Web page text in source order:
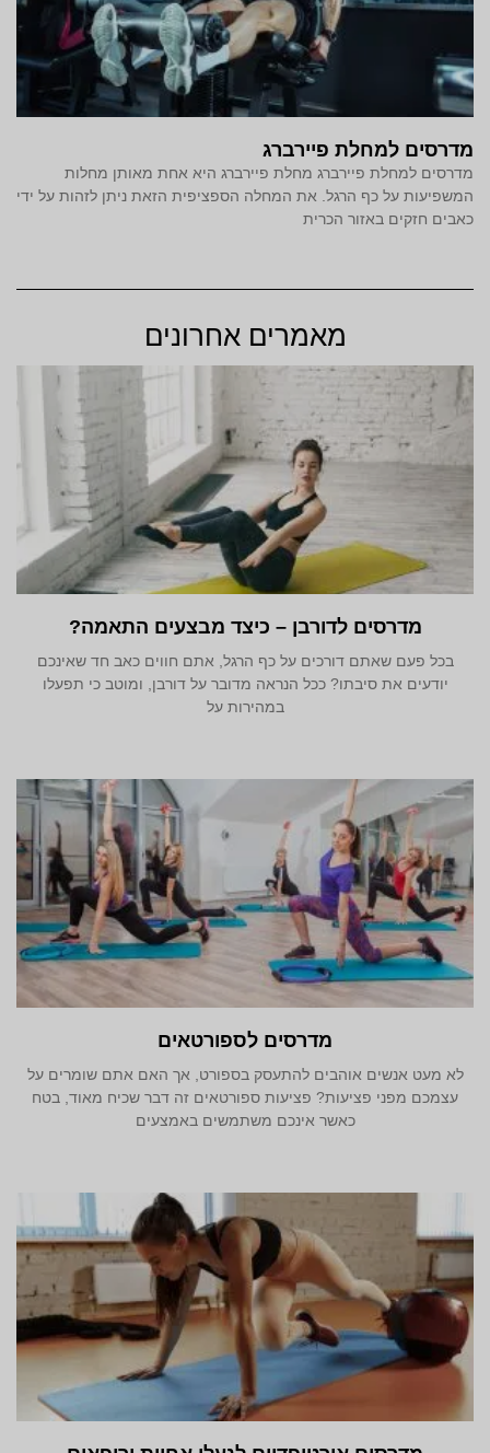
מדרסים למחלת פיירברג
מדרסים למחלת פיירברג מחלת פיירברג היא אחת מאותן מחלות
המשפיעות על כף הרגל. את המחלה הספציפית הזאת ניתן לזהות על ידי
כאבים חזקים באזור הכרית
מאמרים אחרונים
מדרסים לדורבן – כיצד מבצעים התאמה?
בכל פעם שאתם דורכים על כף הרגל, אתם חווים כאב חד שאינכם
יודעים את סיבתו? ככל הנראה מדובר על דורבן, ומוטב כי תפעלו
במהירות על
מדרסים לספורטאים
לא מעט אנשים אוהבים להתעסק בספורט, אך האם אתם שומרים על
עצמכם מפני פציעות? פציעות ספורטאים זה דבר שכיח מאוד, בטח
כאשר אינכם משתמשים באמצעים